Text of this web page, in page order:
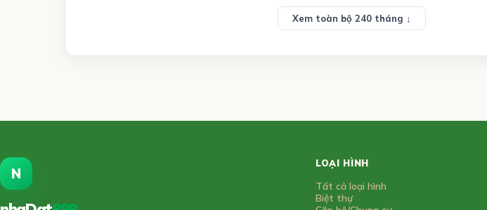
Xem toàn bộ 240 tháng ↓
N
LOẠI HÌNH
Tất cả loại hình
Biệt thự